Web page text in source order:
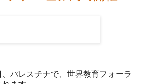
パレスチナで、世界教育フォーラ